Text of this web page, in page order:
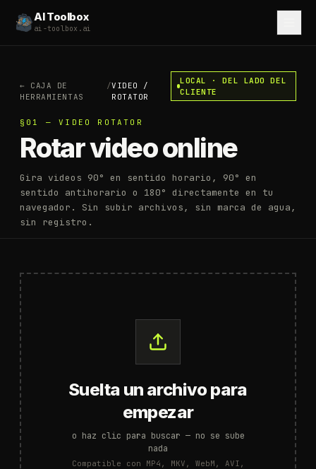
AI Toolbox
ai-toolbox.ai
← CAJA DE
HERRAMIENTAS
/VIDEO
/
ROTATOR
LOCAL · DEL LADO DEL
CLIENTE
§01 — VIDEO ROTATOR
Rotar video online
Gira videos 90° en sentido horario, 90° en
sentido antihorario o 180° directamente en tu
navegador. Sin subir archivos, sin marca de agua,
sin registro.
Suelta un archivo para
empezar
o haz clic para buscar — no se sube
nada
Compatible con MP4, MKV, WebM, AVI,